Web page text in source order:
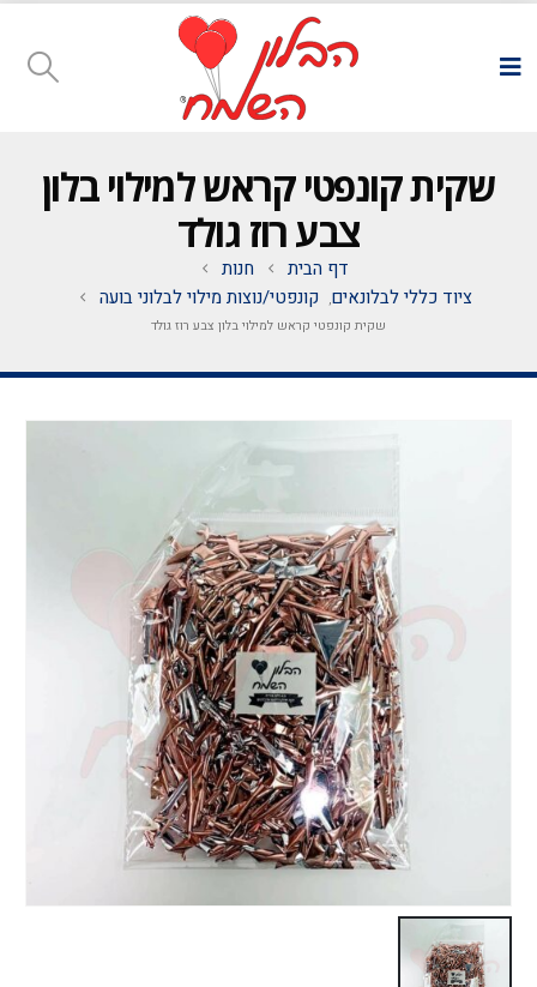
שקית קונפטי קראש למילוי בלון
צבע רוז גולד
דף הבית
חנות
ציוד כללי לבלונאים, קונפטי/נוצות מילוי לבלוני בועה
שקית קונפטי קראש למילוי בלון צבע רוז גולד